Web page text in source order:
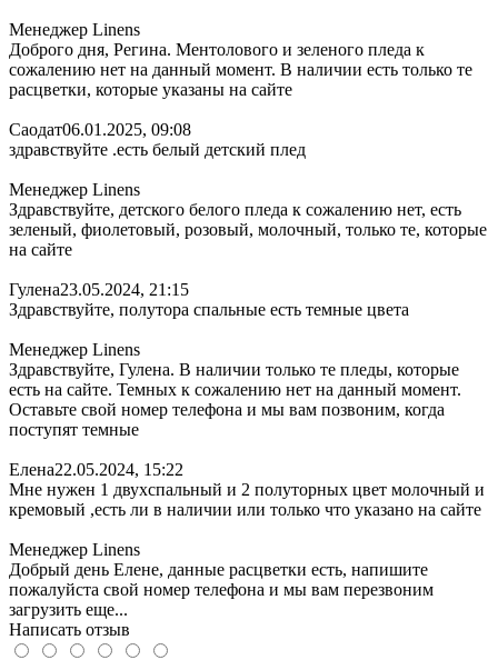
Менеджер Linens
Доброго дня, Регина. Ментолового и зеленого пледа к
сожалению нет на данный момент. В наличии есть только те
расцветки, которые указаны на сайте
Саодат06.01.2025, 09:08
здравствуйте .есть белый детский плед
Менеджер Linens
Здравствуйте, детского белого пледа к сожалению нет, есть
зеленый, фиолетовый, розовый, молочный, только те, которые
на сайте
Гулена23.05.2024, 21:15
Здравствуйте, полутора спальные есть темные цвета
Менеджер Linens
Здравствуйте, Гулена. В наличии только те пледы, которые
есть на сайте. Темных к сожалению нет на данный момент.
Оставьте свой номер телефона и мы вам позвоним, когда
поступят темные
Елена22.05.2024, 15:22
Мне нужен 1 двухспальный и 2 полуторных цвет молочный и
кремовый ,есть ли в наличии или только что указано на сайте
Менеджер Linens
Добрый день Елене, данные расцветки есть, напишите
пожалуйста свой номер телефона и мы вам перезвоним
загрузить еще...
Написать отзыв